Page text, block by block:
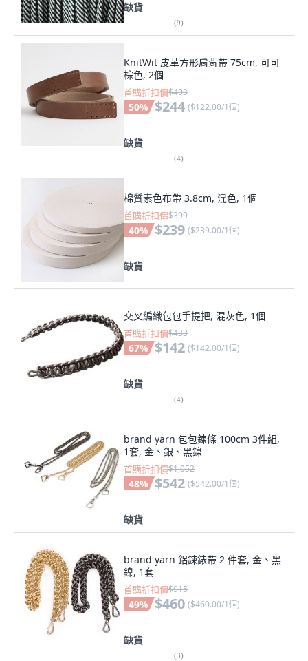
缺貨
(9)
KnitWit 皮革方形肩背帶 75cm, 可可
棕色, 2個
首購折扣價$493
50% $244 ($122.00/1個)
缺貨
(4)
棉質素色布帶 3.8cm, 混色, 1個
首購折扣價$399
40% $239 ($239.00/1個)
缺貨
交叉編織包包手提把, 混灰色, 1個
首購折扣價$433
67% $142 ($142.00/1個)
缺貨
(4)
brand yarn 包包鍊條 100cm 3件組,
1套, 金、銀、黑鎳
首購折扣價$1,052
48% $542 ($542.00/1個)
缺貨
brand yarn 鋁鍊錶帶 2 件套, 金、黑
鎳, 1套
首購折扣價$915
49% $460 ($460.00/1個)
缺貨
(3)